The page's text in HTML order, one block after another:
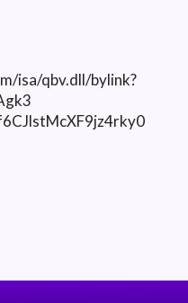
isa/qbv.dll/bylink?